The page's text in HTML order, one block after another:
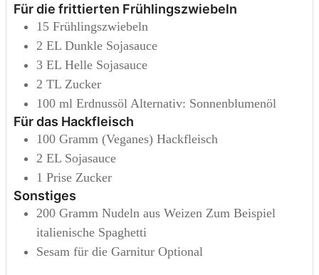
Für die frittierten Frühlingszwiebeln
15 Frühlingszwiebeln
2 EL Dunkle Sojasauce
3 EL Helle Sojasauce
2 TL Zucker
100 ml Erdnussöl Alternativ: Sonnenblumenöl
Für das Hackfleisch
100 Gramm (Veganes) Hackfleisch
2 EL Sojasauce
1 Prise Zucker
Sonstiges
200 Gramm Nudeln aus Weizen Zum Beispiel
italienische Spaghetti
Sesam für die Garnitur Optional